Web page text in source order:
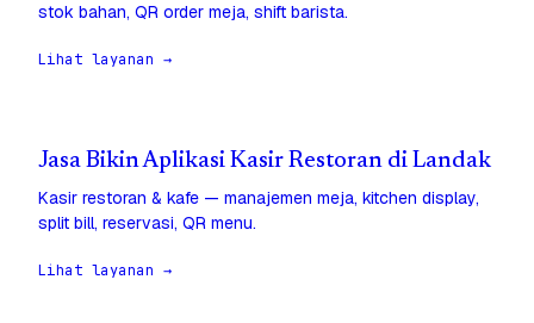
stok bahan, QR order meja, shift barista.
Lihat layanan →
Jasa Bikin Aplikasi Kasir Restoran di Landak
Kasir restoran & kafe — manajemen meja, kitchen display,
split bill, reservasi, QR menu.
Lihat layanan →